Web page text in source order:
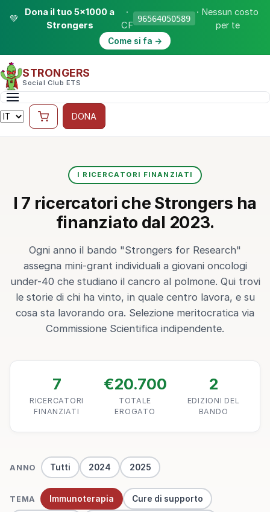
💚
Dona il tuo 5×1000 a
Strongers
·
CF
96564050589
· Nessun costo
per te
Come si fa →
STRONGERS
Social Club ETS
DONA
I RICERCATORI FINANZIATI
I 7 ricercatori che Strongers ha
finanziato dal 2023.
Ogni anno il bando "Strongers for Research"
assegna mini-grant individuali a giovani oncologi
under-40 che studiano il cancro al polmone. Qui trovi
le storie di chi ha vinto, in quale centro lavora, e su
cosa sta lavorando ora. Selezione meritocratica via
Commissione Scientifica indipendente.
7
RICERCATORI
FINANZIATI
€20.700
TOTALE
EROGATO
2
EDIZIONI DEL
BANDO
ANNO Tutti 2024 2025
TEMA Immunoterapia Cure di supporto